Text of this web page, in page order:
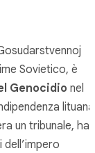
Sovietico, è
Genocidio nel
un tribunale, ha